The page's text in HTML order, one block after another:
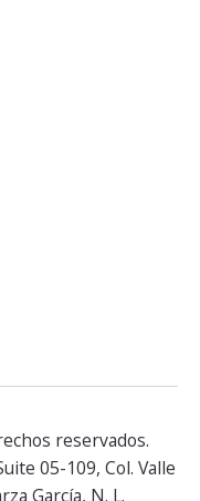
reservados.
05-109, Col. Valle
García, N. L.